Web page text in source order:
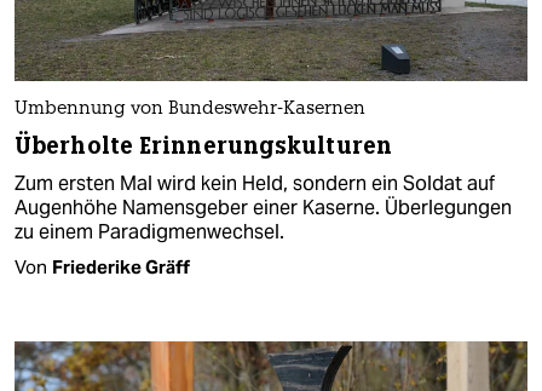
Umbennung von Bundeswehr-Kasernen
Überholte Erinnerungskulturen
Zum ersten Mal wird kein Held, sondern ein Soldat auf
Augenhöhe Namensgeber einer Kaserne. Überlegungen
zu einem Paradigmenwechsel.
Von Friederike Gräff